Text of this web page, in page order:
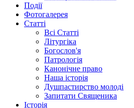
Події
Фотогалерея
Статті
Всі Статті
Літургіка
Богослов'я
Патрологія
Канонічне право
Наша історія
Душпастирство молоді
Запитати Священика
Історія